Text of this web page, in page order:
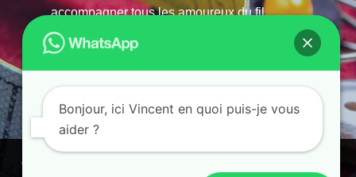
accompagner tous les amoureux du fil.
© 2025 AU FILS D’HORUS| All Rights Reserved |
Ce site utilise des cookies. En continuant à parcourir ce site, vous
Bonjour, ici Vincent en quoi puis-je vous
aider ?